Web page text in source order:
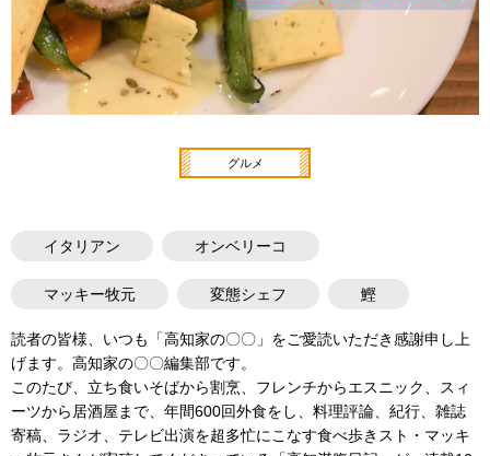
グルメ
イタリアン オンベリーコ
マッキー牧元 変態シェフ 鰹
読者の皆様、いつも「高知家の〇〇」をご愛読いただき感謝申し上
げます。高知家の〇〇編集部です。
このたび、立ち食いそばから割烹、フレンチからエスニック、スィ
ーツから居酒屋まで、年間600回外食をし、料理評論、紀行、雑誌
寄稿、ラジオ、テレビ出演を超多忙にこなす食べ歩きスト・マッキ